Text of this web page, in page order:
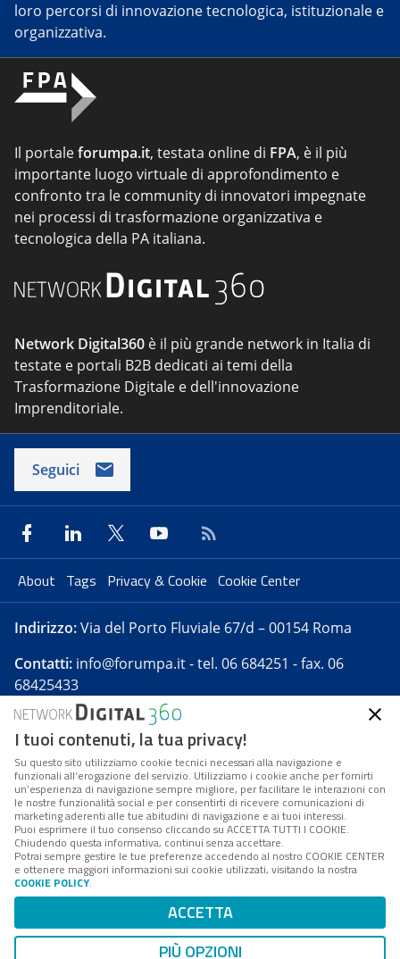
loro percorsi di innovazione tecnologica, istituzionale e
organizzativa.
Il portaleforumpa.it, testata online di FPA, è il più
importante luogo virtuale di approfondimento e
confronto tra le community di innovatori impegnate
nei processi di trasformazione organizzativa e
tecnologica della PA italiana.
Network Digital360 è il più grande network in Italia di
testate e portali B2B dedicati ai temi della
Trasformazione Digitale e dell'innovazione
Imprenditoriale.
Seguici
About Tags Privacy & Cookie Cookie Center
Indirizzo:Via del Porto Fluviale 67/d – 00154 Roma
Contatti: info@forumpa.it- tel. 06 684251 - fax. 06
68425433
Forumpa.itè una pubblicazione telematica iscritta
presso Registro della stampa del Tribunale di Roma -
Reg. n. 182 del 2 maggio 2008 - Direttore resp. Michela
Stentella
FPA s.r.l. è società soggetta a Direzione e
Coordinamento da parte di Digital360 S.p.A. - FPA s.r.l.
è un'azienda certificata per il sistema di management
Codice Fiscale/Partita IVA n. 10693191008 - R.E.A. Roma
n. 1249791. ISP AWS
Mappa del sito
I tuoi contenuti, la tua privacy!
Su questo sito utilizziamo cookie tecnici necessari alla navigazione e
funzionali all’erogazione del servizio. Utilizziamo i cookie anche per fornirti
un’esperienza di navigazione sempre migliore, per facilitare le interazioni con
le nostre funzionalità social e per consentirti di ricevere comunicazioni di
marketing aderenti alle tue abitudini di navigazione e ai tuoi interessi.
Puoi esprimere il tuo consenso cliccando su ACCETTA TUTTI I COOKIE.
Chiudendo questa informativa, continui senza accettare.
Potrai sempre gestire le tue preferenze accedendo al nostro COOKIE CENTER
e ottenere maggiori informazioni sui cookie utilizzati, visitando la nostra
COOKIE POLICY.
ACCETTA
PIÙ OPZIONI